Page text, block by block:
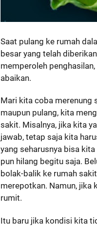
Saat pulang ke rumah
besar yang telah
memperoleh
abaikan.
Mari kita coba merenung
maupun pulang, kita
sakit. Misalnya, jika kita
jawab, tetap saja kita
yang seharusnya bisa
pun hilang begitu saja.
bolak-balik ke rumah
merepotkan. Namun, jika
rumit.
Itu baru jika kondisi kita